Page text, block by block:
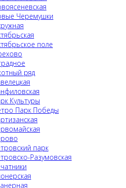
Черемушки
поле
ряд
Культуры
Парк Победы
парк
Разумовская